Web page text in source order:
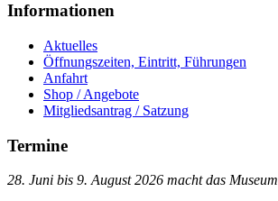
Informationen
Aktuelles
Öffnungszeiten, Eintritt, Führungen
Anfahrt
Shop / Angebote
Mitgliedsantrag / Satzung
Termine
28. Juni bis 9. August 2026 macht das Museum